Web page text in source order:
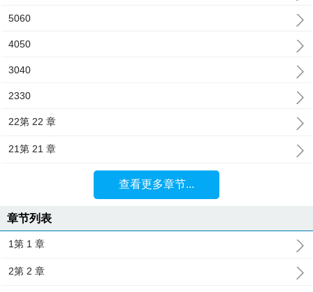
5060
4050
3040
2330
22第 22 章
21第 21 章
查看更多章节...
章节列表
1第 1 章
2第 2 章